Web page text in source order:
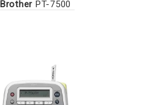
Brother PT-7500